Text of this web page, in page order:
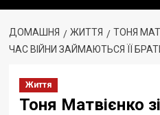
ДОМАШНЯ ЖИТТЯ
ТОНЯ
ЧАС ВІЙНИ ЗАЙМАЮТЬСЯ ЇЇ
Життя
Тоня Матвієнко